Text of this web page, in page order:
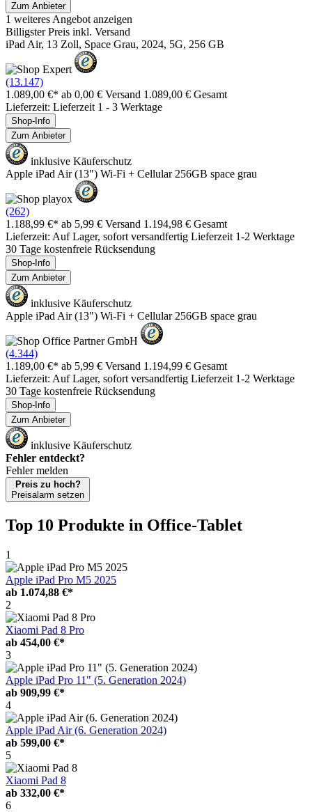
Zum Anbieter
1 weiteres Angebot anzeigen
Billigster Preis inkl. Versand
iPad Air, 13 Zoll, Space Grau, 2024, 5G, 256 GB
(13.147)
1.089,00 €* ab 0,00 € Versand 1.089,00 € Gesamt
Lieferzeit: Lieferzeit 1 - 3 Werktage
Shop-Info
Zum Anbieter
inklusive Käuferschutz
Apple iPad Air (13") Wi-Fi + Cellular 256GB space grau
(262)
1.188,99 €* ab 5,99 € Versand 1.194,98 € Gesamt
Lieferzeit: Auf Lager, sofort versandfertig Lieferzeit 1-2 Werktage
30 Tage kostenfreie Rücksendung
Shop-Info
Zum Anbieter
inklusive Käuferschutz
Apple iPad Air (13") Wi-Fi + Cellular 256GB space grau
(4.344)
1.189,00 €* ab 5,99 € Versand 1.194,99 € Gesamt
Lieferzeit: Auf Lager, sofort versandfertig Lieferzeit 1-2 Werktage
30 Tage kostenfreie Rücksendung
Shop-Info
Zum Anbieter
inklusive Käuferschutz
Fehler entdeckt?
Fehler melden
Preis zu hoch?
Preisalarm setzen
Top 10 Produkte in Office-Tablet
1
Apple iPad Pro M5 2025
ab 1.074,88 €*
2
Xiaomi Pad 8 Pro
ab 454,00 €*
3
Apple iPad Pro 11" (5. Generation 2024)
ab 909,99 €*
4
Apple iPad Air (6. Generation 2024)
ab 599,00 €*
5
Xiaomi Pad 8
ab 332,00 €*
6